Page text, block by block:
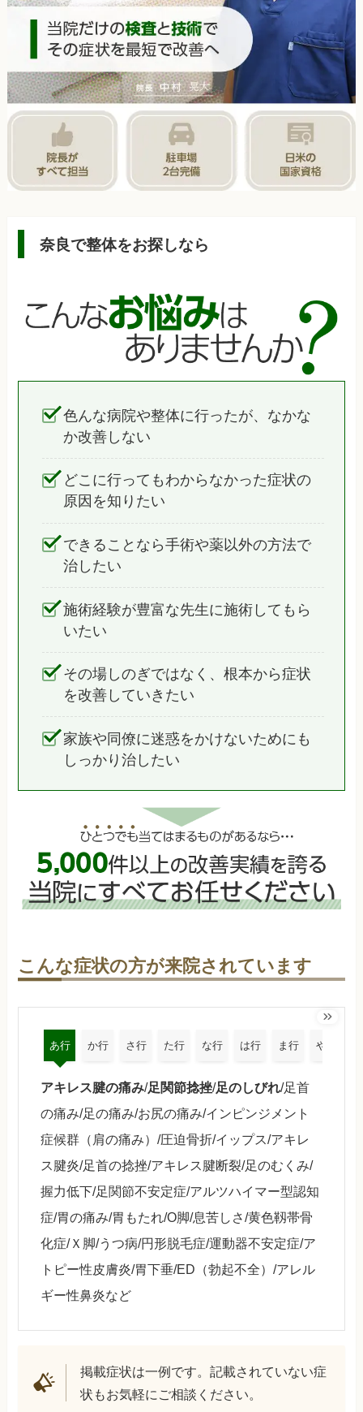
奈良で整体をお探しなら
色んな病院や整体に行ったが、なかな
か改善しない
どこに行ってもわからなかった症状の
原因を知りたい
できることなら手術や薬以外の方法で
治したい
施術経験が豊富な先生に施術してもら
いたい
その場しのぎではなく、根本から症状
を改善していきたい
家族や同僚に迷惑をかけないためにも
しっかり治したい
こんな症状の方が来院されています
あ行 か行 さ行 た行 な行 は行 ま行 や行
アキレス腱の痛み/足関節捻挫/足のしびれ/足首
の痛み/足の痛み/お尻の痛み/インピンジメント
症候群（肩の痛み）/圧迫骨折/イップス/アキレ
ス腱炎/足首の捻挫/アキレス腱断裂/足のむくみ/
握力低下/足関節不安定症/アルツハイマー型認知
症/胃の痛み/胃もたれ/O脚/息苦しさ/黄色靱帯骨
化症/Ｘ脚/うつ病/円形脱毛症/運動器不安定症/ア
トピー性皮膚炎/胃下垂/ED（勃起不全）/アレル
ギー性鼻炎など
掲載症状は一例です。記載されていない症
状もお気軽にご相談ください。